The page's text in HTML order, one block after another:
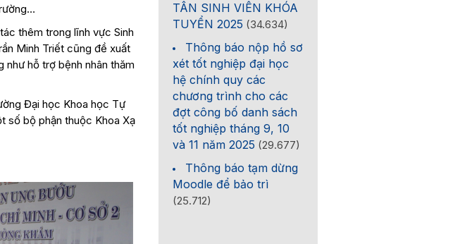
thêm trong lĩnh vực Sinh
Minh Triết cũng đề xuất
hỗ trợ bệnh nhân thăm
Đại học Khoa học Tự
số bộ phận thuộc Khoa Xạ
TÂN SINH VIÊN KHÓA
TUYỂN 2025 (34.634)
Thông báo nộp hồ sơ
xét tốt nghiệp đại học
hệ chính quy các
chương trình cho các
đợt công bố danh sách
tốt nghiệp tháng 9, 10
và 11 năm 2025 (29.677)
Thông báo tạm dừng
Moodle để bảo trì
(25.712)